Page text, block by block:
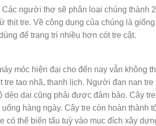
người thợ sẽ phân loại chúng thành
thịt tre. Về công dụng của chúng là giống
để trang trí nhiều hơn cót tre cật.
móc hiện đại cho đến nay vẫn không
tao nhã, thanh lịch. Người đan nan tre
dẻo dai cũng phải được đảm bảo. Cây tre
hàng ngày. Cây tre còn hoàn thành
có thể biến tấu tuỳ vào mục đích xây